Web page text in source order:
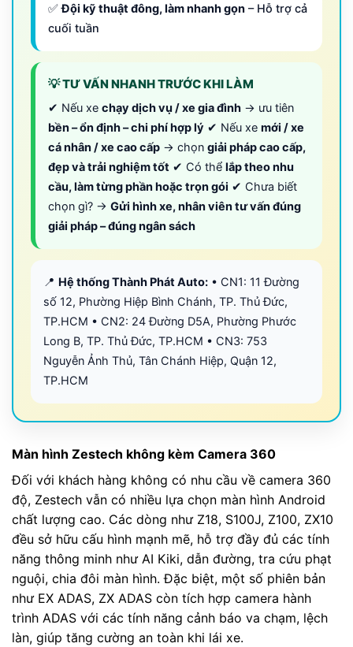
✅Đội kỹ thuật đông, làm nhanh gọn – Hỗ trợ cả
cuối tuần
💡 TƯ VẤN NHANH TRƯỚC KHI LÀM
✔ Nếu xe chạy dịch vụ / xe gia đình → ưu tiên
bền – ổn định – chi phí hợp lý ✔ Nếu xe mới / xe
cá nhân / xe cao cấp → chọn giải pháp cao cấp,
đẹp và trải nghiệm tốt ✔ Có thể lắp theo nhu
cầu, làm từng phần hoặc trọn gói ✔ Chưa biết
chọn gì? → Gửi hình xe, nhân viên tư vấn đúng
giải pháp – đúng ngân sách
📍 Hệ thống Thành Phát Auto: • CN1: 11 Đường
số 12, Phường Hiệp Bình Chánh, TP. Thủ Đức,
TP.HCM • CN2: 24 Đường D5A, Phường Phước
Long B, TP. Thủ Đức, TP.HCM • CN3: 753
Nguyễn Ảnh Thủ, Tân Chánh Hiệp, Quận 12,
TP.HCM
Màn hình Zestech không kèm Camera 360
Đối với khách hàng không có nhu cầu về camera 360
độ, Zestech vẫn có nhiều lựa chọn màn hình Android
chất lượng cao. Các dòng như Z18, S100J, Z100, ZX10
đều sở hữu cấu hình mạnh mẽ, hỗ trợ đầy đủ các tính
năng thông minh như AI Kiki, dẫn đường, tra cứu phạt
nguội, chia đôi màn hình. Đặc biệt, một số phiên bản
như EX ADAS, ZX ADAS còn tích hợp camera hành
trình ADAS với các tính năng cảnh báo va chạm, lệch
làn, giúp tăng cường an toàn khi lái xe.